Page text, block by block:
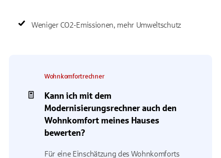
Weniger CO2-Emissionen, mehr Umweltschutz
Wohnkomfortrechner
Kann ich mit dem
Modernisierungsrechner auch den
Wohnkomfort meines Hauses
bewerten?
Für eine Einschätzung des Wohnkomforts